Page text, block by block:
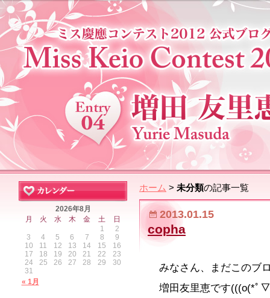
ホーム > 未分類の記事一覧
2013.01.15
copha
みなさん、まだこのブ
増田友里恵です(((o(*ﾟ
2026年8月
月
火 水 木 金 土 日
« 1月
1
2
3
4 5 6 7 8
9
10
11 12 13 14 15
16
17
18 19 20 21 22
23
24
25 26 27 28 29
30
31